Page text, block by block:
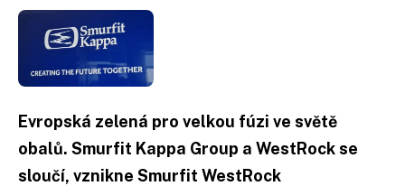
Evropská zelená pro velkou fúzi ve světě
obalů. Smurfit Kappa Group a WestRock se
sloučí, vznikne Smurfit WestRock